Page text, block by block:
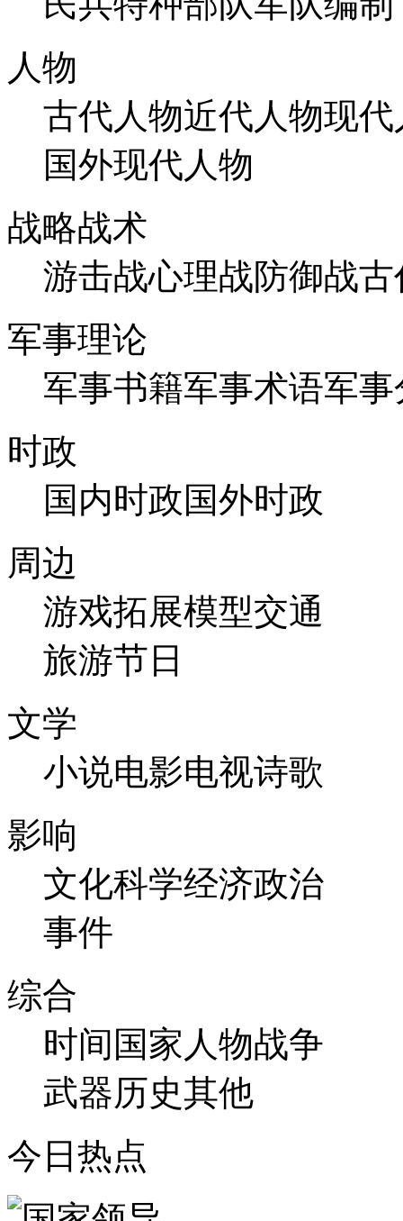
人物
古代人物近代人物现代
国外现代人物
战略战术
游击战心理战防御战古
军事理论
军事书籍军事术语军
时政
国内时政国外时政
周边
游戏拓展模型交通
旅游节日
文学
小说电影电视诗歌
影响
文化科学经济政治
事件
综合
时间 国家 人物战争
武器历史其他
今日热点